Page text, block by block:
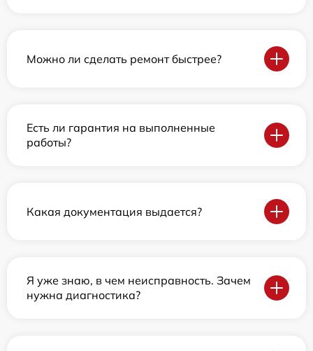
Можно ли сделать ремонт быстрее?
Есть ли гарантия на выполненные
работы?
Какая документация выдается?
Я уже знаю, в чем неисправность. Зачем
нужна диагностика?